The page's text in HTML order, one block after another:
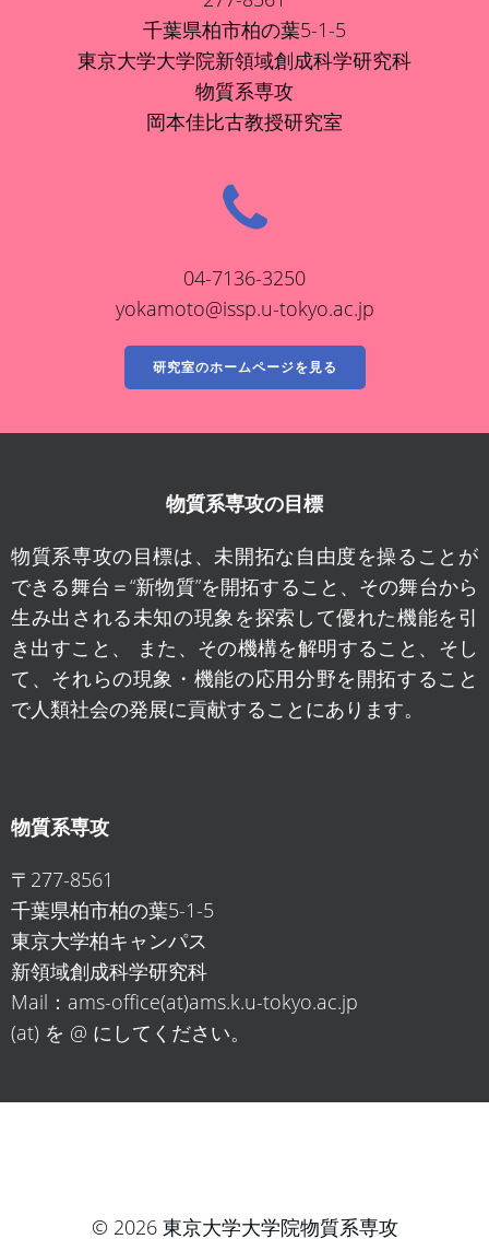
千葉県柏市柏の葉5-1-5
東京大学大学院新領域創成科学研究科
物質系専攻
岡本佳比古教授研究室
04-7136-3250
yokamoto@issp.u-tokyo.ac.jp
研究室のホームページを見る
物質系専攻の目標
物質系専攻の目標は、未開拓な自由度を操ることが
できる舞台＝“新物質”を開拓すること、その舞台から
生み出される未知の現象を探索して優れた機能を引
き出すこと、 また、その機構を解明すること、そし
て、それらの現象・機能の応用分野を開拓すること
で人類社会の発展に貢献することにあります。
物質系専攻
〒277-8561
千葉県柏市柏の葉5-1-5
東京大学柏キャンパス
新領域創成科学研究科
Mail：ams-office(at)ams.k.u-tokyo.ac.jp
(at) を @ にしてください。
© 2026 東京大学大学院物質系専攻